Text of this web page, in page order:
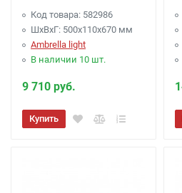
Код товара: 582986
ШхВхГ: 500x110x670 мм
Ambrella light
В наличии 10 шт.
9 710 руб.
Купить